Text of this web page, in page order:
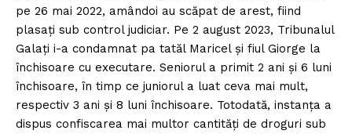
pe 26 mai 2022, amândoi au scăpat de arest, fiind
plasați sub control judiciar. Pe 2 august 2023, Tribunalul
Galați i-a condamnat pa tatăl Maricel și fiul Giorge la
închisoare cu executare. Seniorul a primit 2 ani şi 6 luni
închisoare, în timp ce juniorul a luat ceva mai mult,
respectiv 3 ani şi 8 luni închisoare. Totodată, instanța a
dispus confiscarea mai multor cantități de droguri sub